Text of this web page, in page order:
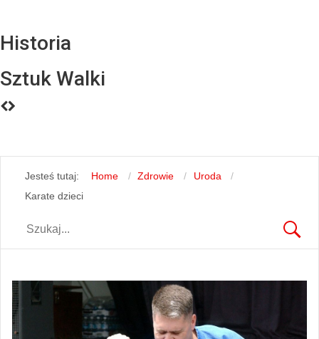
Historia
Sztuk Walki
Jesteś tutaj: Home Zdrowie
Uroda
Karate dzieci